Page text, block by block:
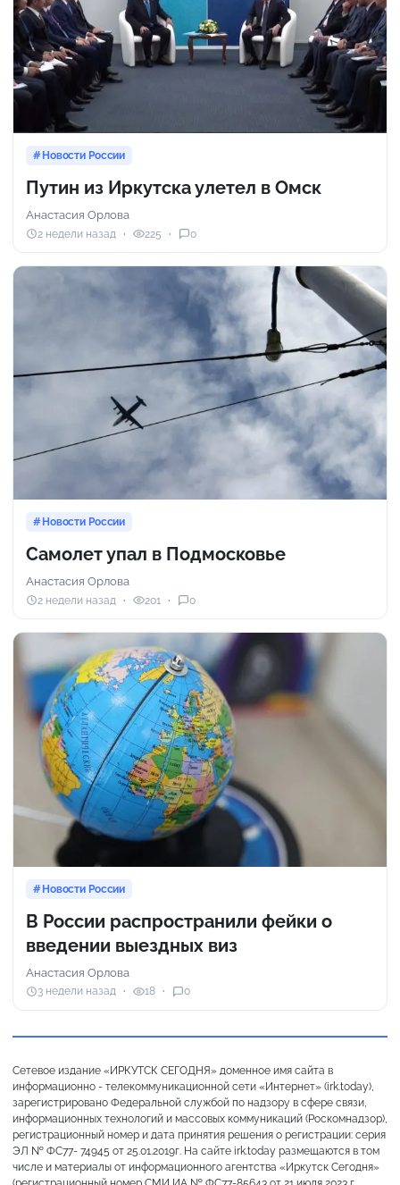
Новости России
Путин из Иркутска улетел в Омск
Анастасия Орлова
2 недели назад 225 0
Новости России
Самолет упал в Подмосковье
Анастасия Орлова
2 недели назад 201 0
Новости России
В России распространили фейки о
введении выездных виз
Анастасия Орлова
3 недели назад 18 0
Сетевое издание «ИРКУТСК СЕГОДНЯ» доменное имя сайта в
информационно - телекоммуникационной сети «Интернет» (irk.today),
зарегистрировано Федеральной службой по надзору в сфере связи,
информационных технологий и массовых коммуникаций (Роскомнадзор),
регистрационный номер и дата принятия решения о регистрации: серия
ЭЛ № ФС77- 74945 от 25.01.2019г. На сайте irk.today размещаются в том
числе и материалы от информационного агентства «Иркутск Сегодня»